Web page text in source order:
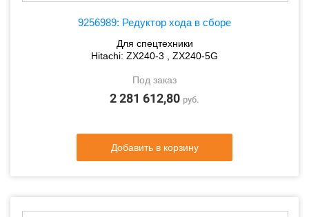
9256989: Редуктор хода в сборе
Для спецтехники
Hitachi: ZX240-3 , ZX240-5G
Под заказ
2 281 612,80 руб.
Добавить в корзину